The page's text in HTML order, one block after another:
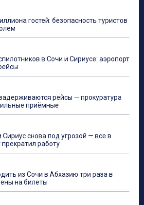
гостей: безопасность туристов
в Сочи и Сириусе: аэропорт
рейсы — прокуратура
приёмные
снова под угрозой — все в
работу
из Сочи в Абхазию три раза в
на билеты